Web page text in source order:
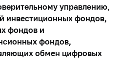
управлению,
инвестиционных фондов,
фондов и
фондов,
обмен цифровых